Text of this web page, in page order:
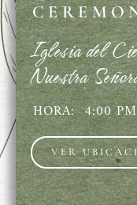
Iglesia del
Nuestra
HORA: 4:00 PM
VER